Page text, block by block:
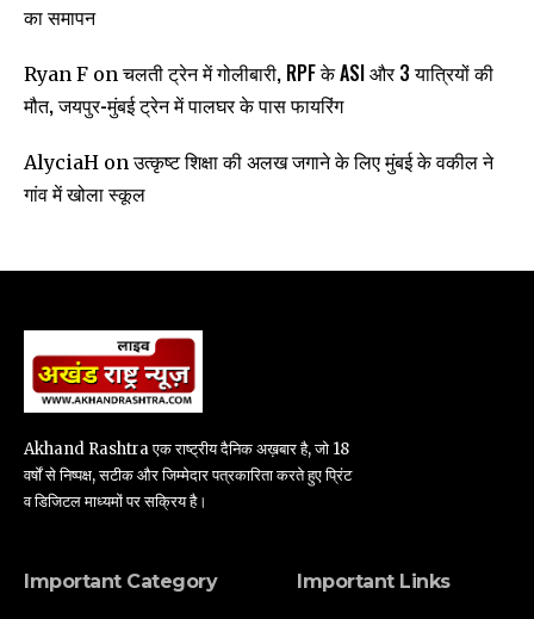
का समापन
Ryan F onचलती ट्रेन में गोलीबारी, RPF के ASI और 3 यात्रियों की
मौत, जयपुर-मुंबई ट्रेन में पालघर के पास फायरिंग
AlyciaH onउत्कृष्ट शिक्षा की अलख जगाने के लिए मुंबई के वकील ने
गांव में खोला स्कूल
Akhand Rashtra एक राष्ट्रीय दैनिक अख़बार है, जो 18
वर्षों से निष्पक्ष, सटीक और जिम्मेदार पत्रकारिता करते हुए प्रिंट
व डिजिटल माध्यमों पर सक्रिय है।
Important Category Important Links